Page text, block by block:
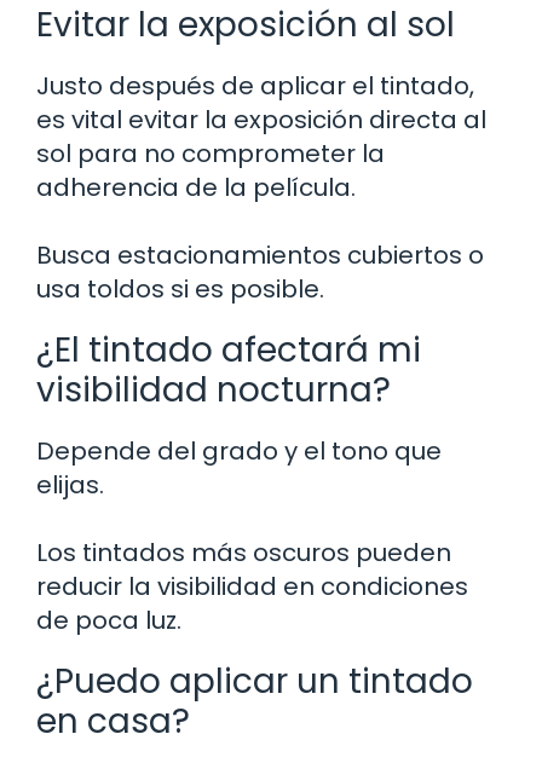
Evitar la exposición al sol
Justo después de aplicar el tintado,
es vital evitar la exposición directa al
sol para no comprometer la
adherencia de la película.
Busca estacionamientos cubiertos o
usa toldos si es posible.
¿El tintado afectará mi
visibilidad nocturna?
Depende del grado y el tono que
elijas.
Los tintados más oscuros pueden
reducir la visibilidad en condiciones
de poca luz.
¿Puedo aplicar un tintado
en casa?